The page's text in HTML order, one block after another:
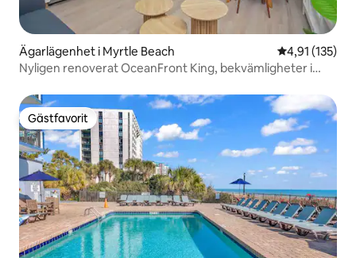
Ägarlägenhet i Myrtle Beach 4,91 av 5 i
4,91 (135)
Nyligen renoverat OceanFront King, bekvämligheter i
Gästfavorit
Gästfavorit